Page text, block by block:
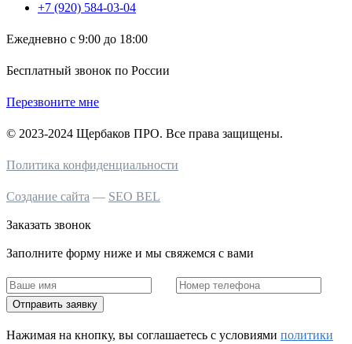
+7 (920) 584-03-04
Ежедневно с 9:00 до 18:00
Бесплатный звонок по России
Перезвоните мне
© 2023-2024 Щербаков ПРО. Все права защищены.
Политика конфиденциальности
Создание сайта — SEO BEL
Заказать звонок
Заполните форму ниже и мы свяжемся с вами
Отправить заявку
Нажимая на кнопку, вы соглашаетесь c условиями политики